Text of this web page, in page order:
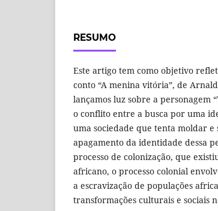
RESUMO
Este artigo tem como objetivo
conto “A menina vitória”, de
lançamos luz sobre a personagem
o conflito entre a busca por uma
uma sociedade que tenta moldar
apagamento da identidade dessa
processo de colonização, que
africano, o processo colonial
a escravização de populações
transformações culturais e sociais